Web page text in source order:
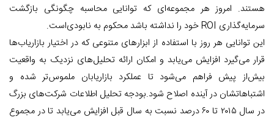
هستند. امروز هر مجموعه‌ای که توانایی محاسبه چگونگی بازگشت
سرمایه‌گذاری ROI خود را نداشته ‌باشد محکوم به نابودی‌است.
این توانایی هر روز با استفاده از ابزار‌های متنوعی که در اختیار بازاریاب‌ها
قرار می‌گیرد افزایش می‌یابد و امکان ارائه تحلیل‌های نزدیک به واقعیت
بیش‌از پیش فراهم می‌شود تا عملکرد بازاریابان ملموس‌تر شده و
اشتباهاتشان در آینده اصلاح شود.بودجه تحلیل اطلاعات شرکت‌های بزرگ
در سال ۲۰۱۵ تا ۶۰ درصد نسبت به سال قبل افزایش می‌یابد تا در مجموع